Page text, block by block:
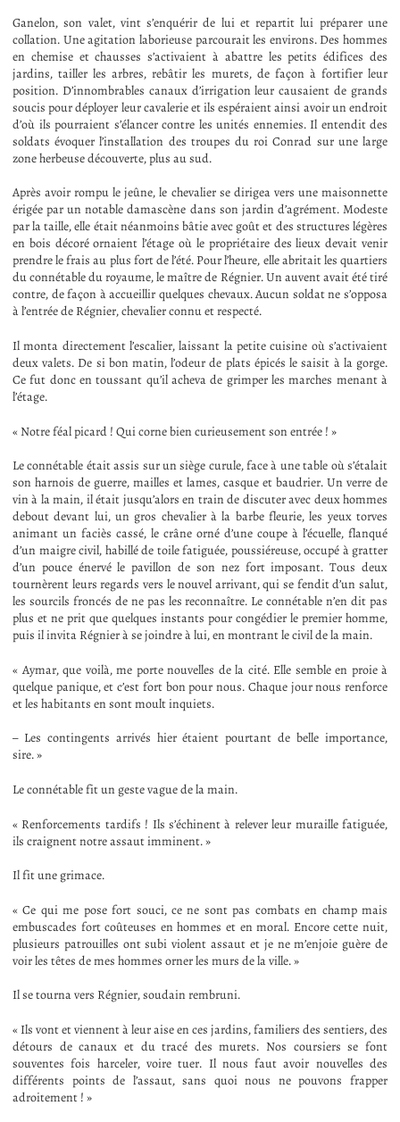
Ganelon, son valet, vint s’enquérir de lui et repartit lui préparer une
collation. Une agitation laborieuse parcourait les environs. Des hommes
en chemise et chausses s’activaient à abattre les petits édifices des
jardins, tailler les arbres, rebâtir les murets, de façon à fortifier leur
position. D’innombrables canaux d’irrigation leur causaient de grands
soucis pour déployer leur cavalerie et ils espéraient ainsi avoir un endroit
d’où ils pourraient s’élancer contre les unités ennemies. Il entendit des
soldats évoquer l’installation des troupes du roi Conrad sur une large
zone herbeuse découverte, plus au sud.
Après avoir rompu le jeûne, le chevalier se dirigea vers une maisonnette
érigée par un notable damascène dans son jardin d’agrément. Modeste
par la taille, elle était néanmoins bâtie avec goût et des structures légères
en bois décoré ornaient l’étage où le propriétaire des lieux devait venir
prendre le frais au plus fort de l’été. Pour l’heure, elle abritait les quartiers
du connétable du royaume, le maître de Régnier. Un auvent avait été tiré
contre, de façon à accueillir quelques chevaux. Aucun soldat ne s’opposa
à l’entrée de Régnier, chevalier connu et respecté.
Il monta directement l’escalier, laissant la petite cuisine où s’activaient
deux valets. De si bon matin, l’odeur de plats épicés le saisit à la gorge.
Ce fut donc en toussant qu’il acheva de grimper les marches menant à
l’étage.
« Notre féal picard ! Qui corne bien curieusement son entrée ! »
Le connétable était assis sur un siège curule, face à une table où s’étalait
son harnois de guerre, mailles et lames, casque et baudrier. Un verre de
vin à la main, il était jusqu’alors en train de discuter avec deux hommes
debout devant lui, un gros chevalier à la barbe fleurie, les yeux torves
animant un faciès cassé, le crâne orné d’une coupe à l’écuelle, flanqué
d’un maigre civil, habillé de toile fatiguée, poussiéreuse, occupé à gratter
d’un pouce énervé le pavillon de son nez fort imposant. Tous deux
tournèrent leurs regards vers le nouvel arrivant, qui se fendit d’un salut,
les sourcils froncés de ne pas les reconnaître. Le connétable n’en dit pas
plus et ne prit que quelques instants pour congédier le premier homme,
puis il invita Régnier à se joindre à lui, en montrant le civil de la main.
« Aymar, que voilà, me porte nouvelles de la cité. Elle semble en proie à
quelque panique, et c’est fort bon pour nous. Chaque jour nous renforce
et les habitants en sont moult inquiets.
– Les contingents arrivés hier étaient pourtant de belle importance,
sire. »
Le connétable fit un geste vague de la main.
« Renforcements tardifs ! Ils s’échinent à relever leur muraille fatiguée,
ils craignent notre assaut imminent. »
Il fit une grimace.
« Ce qui me pose fort souci, ce ne sont pas combats en champ mais
embuscades fort coûteuses en hommes et en moral. Encore cette nuit,
plusieurs patrouilles ont subi violent assaut et je ne m’enjoie guère de
voir les têtes de mes hommes orner les murs de la ville. »
Il se tourna vers Régnier, soudain rembruni.
« Ils vont et viennent à leur aise en ces jardins, familiers des sentiers, des
détours de canaux et du tracé des murets. Nos coursiers se font
souventes fois harceler, voire tuer. Il nous faut avoir nouvelles des
différents points de l’assaut, sans quoi nous ne pouvons frapper
adroitement ! »